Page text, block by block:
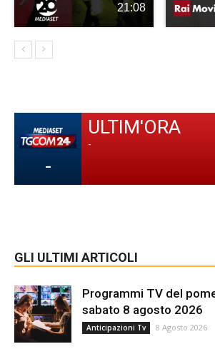
21:08
-
ULTIM'ORA
-
GLI ULTIMI ARTICOLI
Programmi TV del
sabato 8 agosto 2026
Anticipazioni Tv 8 Agosto 2026